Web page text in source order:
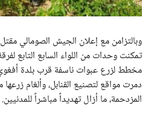
وبالتزامن مع إعلان الجيش الصومالي
مخطط لزرع عبوات ناسفة قرب بلدة
دمرت مواقع لتصنيع القنابل، وألغام
المزدحمة، ما أزال تهديداً مباشراً للمدنيين.